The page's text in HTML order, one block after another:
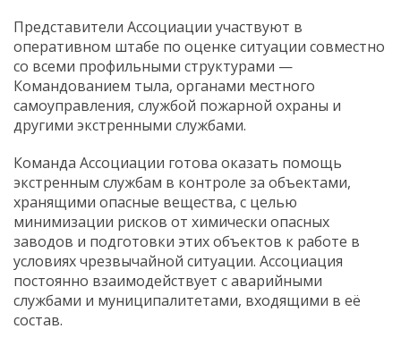
Представители Ассоциации участвуют в
оперативном штабе по оценке ситуации совместно
со всеми профильными структурами —
Командованием тыла, органами местного
самоуправления, службой пожарной охраны и
другими экстренными службами.
Команда Ассоциации готова оказать помощь
экстренным службам в контроле за объектами,
хранящими опасные вещества, с целью
минимизации рисков от химически опасных
заводов и подготовки этих объектов к работе в
условиях чрезвычайной ситуации. Ассоциация
постоянно взаимодействует с аварийными
службами и муниципалитетами, входящими в её
состав.